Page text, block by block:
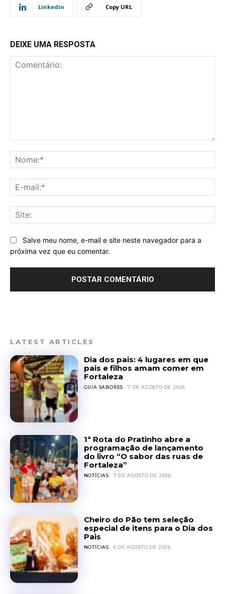
Linkedin Copy URL
DEIXE UMA RESPOSTA
Salve meu nome, e-mail e site neste navegador para a
próxima vez que eu comentar.
LATEST ARTICLES
Dia dos pais: 4 lugares em que
pais e filhos amam comer em
Fortaleza
GUIA SABORES 7 DE AGOSTO DE 2026
1ª Rota do Pratinho abre a
programação de lançamento
do livro “O sabor das ruas de
Fortaleza”
NOTÍCIAS 7 DE AGOSTO DE 2026
Cheiro do Pão tem seleção
especial de itens para o Dia dos
Pais
NOTÍCIAS 6 DE AGOSTO DE 2026